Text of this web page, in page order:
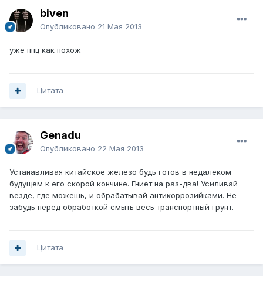
biven
Опубликовано 21 Мая 2013
уже ппц как похож
Цитата
Genadu
Опубликовано 22 Мая 2013
Устанавливая китайское железо будь готов в недалеком
будущем к его скорой кончине. Гниет на раз-два! Усиливай
везде, где можешь, и обрабатывай антикоррозийками. Не
забудь перед обработкой смыть весь транспортный грунт.
Цитата